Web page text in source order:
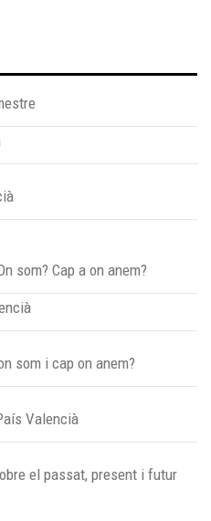
som? Cap a on anem?
som i cap on anem?
Valencià
el passat, present i futur